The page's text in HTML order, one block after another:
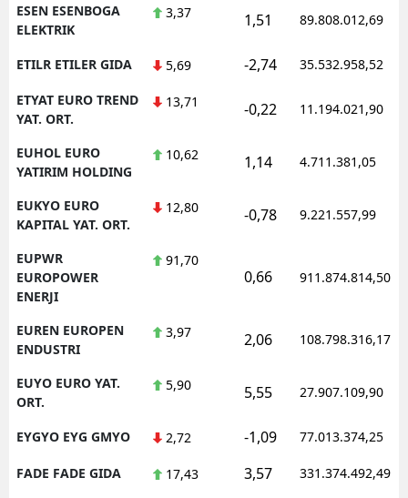
ESEN ESENBOGA
ELEKTRIK
3,37 1,51 89.808.012,69
ETILR ETILER GIDA 5,69 -2,74 35.532.958,52
ETYAT EURO TREND
YAT. ORT.
13,71 -0,22 11.194.021,90
EUHOL EURO
YATIRIM HOLDING
10,62 1,14 4.711.381,05
EUKYO EURO
KAPITAL YAT. ORT.
12,80 -0,78 9.221.557,99
EUPWR
EUROPOWER
ENERJI
91,70
0,66 911.874.814,50
EUREN EUROPEN
ENDUSTRI
3,97 2,06 108.798.316,17
EUYO EURO YAT.
ORT.
5,90 5,55 27.907.109,90
EYGYO EYG GMYO 2,72 -1,09 77.013.374,25
FADE FADE GIDA 17,43 3,57 331.374.492,49